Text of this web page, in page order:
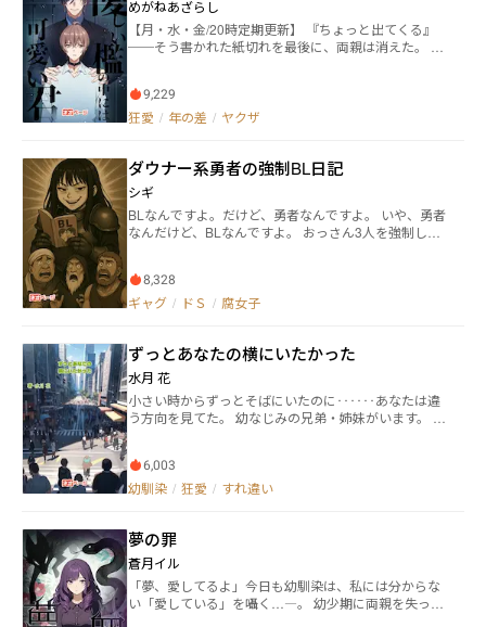
ずきん』だった。 魔導書同士は互いを喰らい、力を奪
い合う。 改訂版では決して語られない原典の暴力と悪
意が、九朗の日常を容赦なく侵食していく。 これは、
いの中で、 ひとりの青年が暴虐の『赤ずきん』と共に
歩む物語。 ※この物語は過度の残虐、嗜虐描写が含ま
れますのでご注意ください ※この物語は過度の暴力、
い。ただし十八禁描写は含まれないよう配慮していま
す ※この物語はフィクションであり、実在の人物・団
体とは一切関係ありません ※また本作にはいかなる差
別、偏見、暴力、または不適切な行為を助長する意図
は一切ありません ※また本作は法律・法令に反する行
めがねあざらし
【月・水・金/20時定期更新】 『ちょっと出てくる』
──そう書かれた紙切れを最後に、両親は消えた。 冷
憧れていた先輩、市原誠人。 「今回君を見つけたと
き、思ったんだよね。──欲しい、って」 それは救い
── 優しすぎる支配×逃げられない恋 じわじわ堕ちる
追い詰め系BL、開幕。
9,229
狂愛 / 年の差 / ヤクザ
ダウナー系勇者の強制BL日記
シギ
BLなんですよ。だけど、勇者なんですよ。 いや、勇者
なんだけど、BLなんですよ。 おっさん3人を強制して
ね、大人になっても心はBoyなんで。Boyなんで心は。
それをね、女勇者がやるんですよ。強制的に。BLに。
ね、強制BLなんですよ。 要するに── ダウナー系勇
者の強制BL日記なんですよ。
8,328
ギャグ / ドＳ / 腐女子
ずっとあなたの横にいたかった
水月 花
小さい時からずっとそばにいたのに‥‥‥あなたは違
う方向を見てた。 幼なじみの兄弟・姉妹がいます。 有
次女） 陸と美夏が同級生で空と春花が同級生。 陸以外
の3人が好きな人に好きな人がいると思っている。
6,003
幼馴染 / 狂愛 / すれ違い
夢の罪
蒼月イル
「夢、愛してるよ」今日も幼馴染は、私には分からな
い「愛している」を囁く…―。 幼少期に両親を失って